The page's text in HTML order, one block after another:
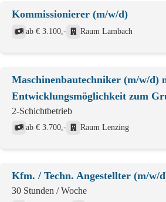
Kommissionierer (m/w/d)
ab € 3.100,- Raum Lambach
Maschinenbautechniker (m/w/d)
Entwicklungsmöglichkeit zum
2-Schichtbetrieb
ab € 3.700,- Raum Lenzing
Kfm. / Techn. Angestellter (m/w/
30 Stunden / Woche